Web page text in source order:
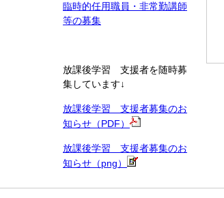
臨時的任用職員・非常勤講師
等の募集
放課後学習 支援者を随時募
集しています↓
放課後学習 支援者募集のお
知らせ（PDF）
放課後学習 支援者募集のお
知らせ（png）